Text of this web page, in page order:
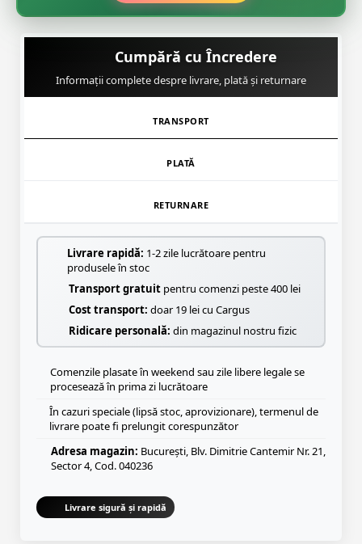
Cumpără cu Încredere
Informații complete despre livrare, plată și returnare
TRANSPORT
PLATĂ
RETURNARE
Livrare rapidă: 1-2 zile lucrătoare pentru
produsele în stoc
Transport gratuit pentru comenzi peste 400 lei
Cost transport: doar 19 lei cu Cargus
Ridicare personală: din magazinul nostru fizic
Comenzile plasate în weekend sau zile libere legale se
procesează în prima zi lucrătoare
În cazuri speciale (lipsă stoc, aprovizionare), termenul de
livrare poate fi prelungit corespunzător
Adresa magazin: București, Blv. Dimitrie Cantemir Nr. 21,
Sector 4, Cod. 040236
Livrare sigură și rapidă